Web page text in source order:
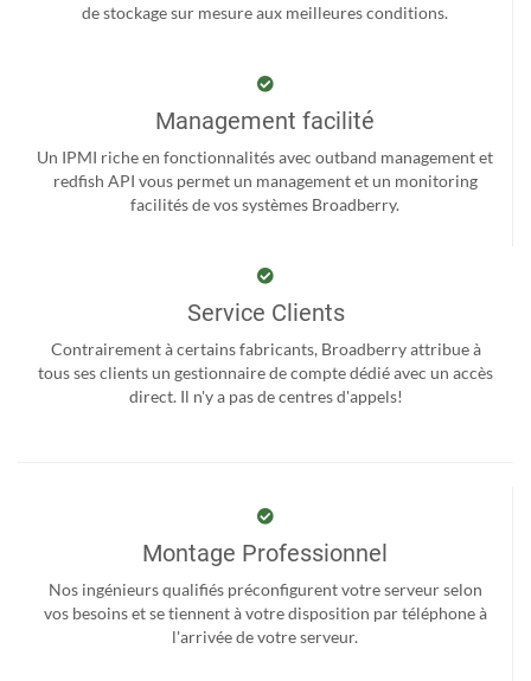
de stockage sur mesure aux meilleures conditions.
Management facilité
Un IPMI riche en fonctionnalités avec outband management et
redfish API vous permet un management et un monitoring
facilités de vos systèmes Broadberry.
Service Clients
Contrairement à certains fabricants, Broadberry attribue à
tous ses clients un gestionnaire de compte dédié avec un accès
direct. Il n'y a pas de centres d'appels!
Montage Professionnel
Nos ingénieurs qualifiés préconfigurent votre serveur selon
vos besoins et se tiennent à votre disposition par téléphone à
l'arrivée de votre serveur.